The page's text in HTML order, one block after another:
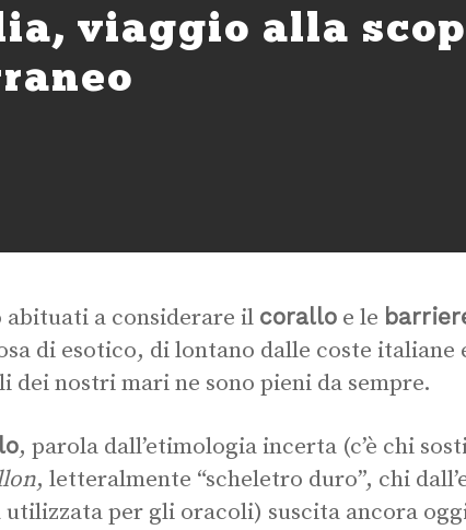
viaggio alla
abituati a considerare il corallo e le
di esotico, di lontano dalle coste italiane
dei nostri mari ne sono pieni da sempre.
, parola dall’etimologia incerta (c’è chi
, letteralmente “scheletro duro”, chi
per gli oracoli) suscita ancora